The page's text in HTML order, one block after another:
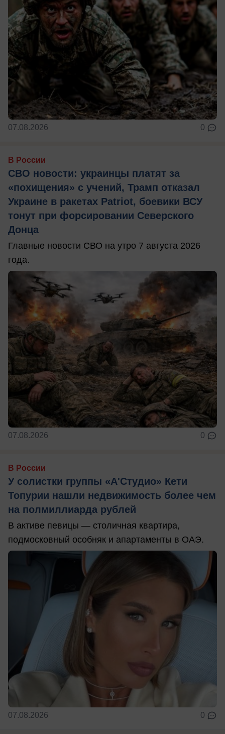
07.08.2026 0
В России
СВО новости: украинцы платят за
«похищения» с учений, Трамп отказал
Украине в ракетах Patriot, боевики ВСУ
тонут при форсировании Северского
Донца
Главные новости СВО на утро 7 августа 2026
года.
07.08.2026 0
В России
У солистки группы «А'Студио» Кети
Топурии нашли недвижимость более чем
на полмиллиарда рублей
В активе певицы — столичная квартира,
подмосковный особняк и апартаменты в ОАЭ.
07.08.2026 0